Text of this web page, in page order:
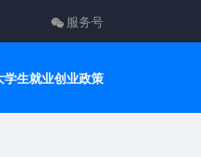
服务号
学生就业创业政策